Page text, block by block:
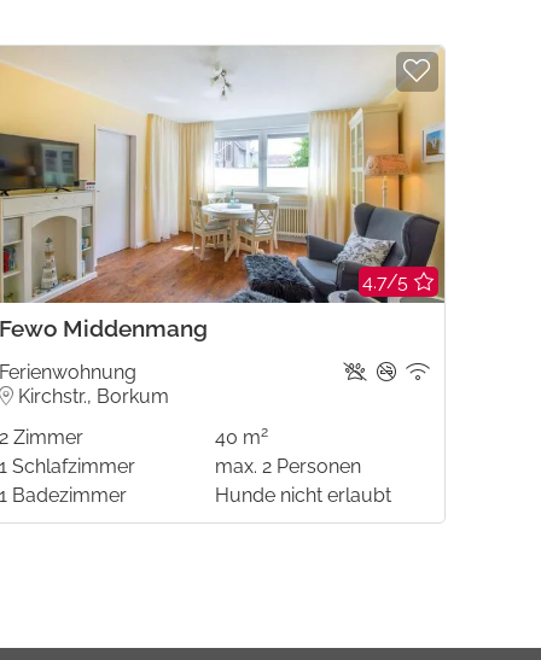
4.7/5
Fewo Middenmang
Ferienwohnung
Kirchstr., Borkum
2 Zimmer
1 Schlafzimmer
1 Badezimmer
40 m2
max. 2 Personen
Hunde nicht erlaubt